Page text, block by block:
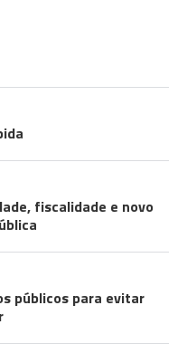
fiscalidade e novo
públicos para evitar